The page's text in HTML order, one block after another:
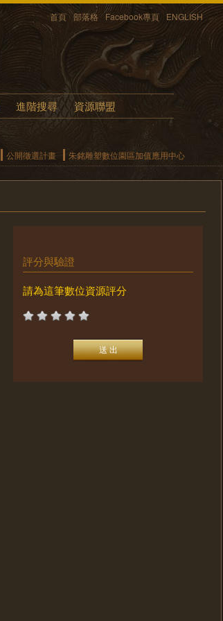
首頁 部落格 Facebook專頁 ENGLISH
進階搜尋 資源聯盟
公開徵選計畫 朱銘雕塑數位園區加值應用中心
評分與驗證
請為這筆數位資源評分